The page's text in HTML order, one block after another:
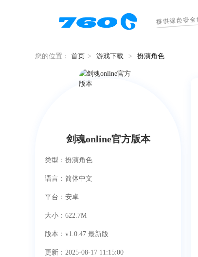
您的位置： 首页 > 游戏下载 > 扮演角色
类型：扮演角色
语言：简体中文
平台：安卓
大小：622.7M
版本：v1.0.47 最新版
更新：2025-08-17 11:15:00
剑魂online官方版本